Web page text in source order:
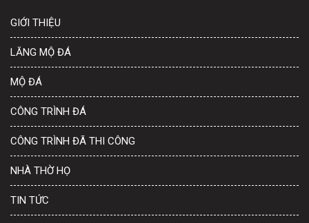
GIỚI THIỆU
LĂNG MỘ ĐÁ
MỘ ĐÁ
CÔNG TRÌNH ĐÁ
CÔNG TRÌNH ĐÃ THI CÔNG
NHÀ THỜ HỌ
TIN TỨC